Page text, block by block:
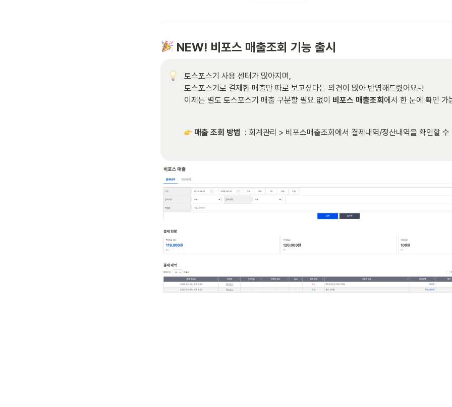
NEW! 비포스 매출조회 기능 출시
토스포스기 사용 센터가 많아지며,
토스포스기로 결제한 매출만 따로 보고싶다는 의견이 많아 반영해드렸어요~!
이제는 별도 토스포스기 매출 구분할 필요 없이 비포스 매출조회 에서 한 눈에 확인 가
매출 조회 방법
: 회계관리 > 비포스매출조회에서 결제내역/정산내역을 확인할